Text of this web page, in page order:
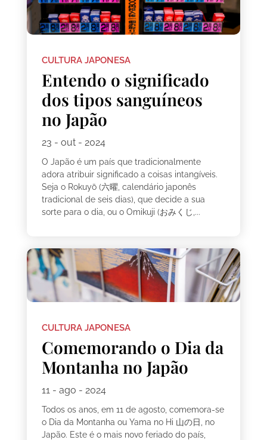
CULTURA JAPONESA
Entendo o significado
dos tipos sanguíneos
no Japão
23 - out - 2024
O Japão é um país que tradicionalmente
adora atribuir significado a coisas intangíveis.
Seja o Rokuyō (六曜, calendário japonês
tradicional de seis dias), que decide a sua
sorte para o dia, ou o Omikuji (おみくじ,...
CULTURA JAPONESA
Comemorando o Dia da
Montanha no Japão
11 - ago - 2024
Todos os anos, em 11 de agosto, comemora-se
o Dia da Montanha ou Yama no Hi 山の日, no
Japão. Este é o mais novo feriado do país,